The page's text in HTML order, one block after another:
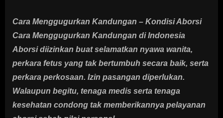
Cara Menggugurkan Kandungan – Kondisi Aborsi
Cara Menggugurkan Kandungan di Indonesia
Aborsi diizinkan buat selamatkan nyawa wanita,
perkara fetus yang tak bertumbuh secara baik, serta
perkara perkosaan. Izin pasangan diperlukan.
Walaupun begitu, tenaga medis serta tenaga
kesehatan condong tak memberikannya pelayanan